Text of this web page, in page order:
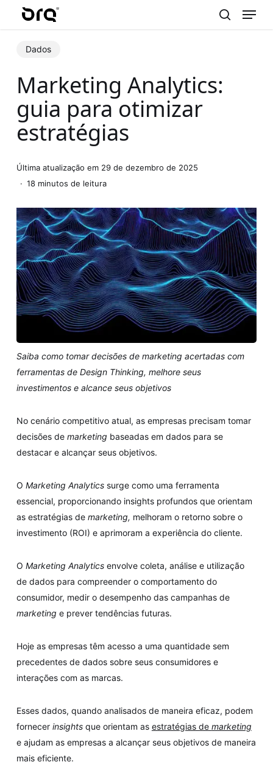
content
Menu
Dados
Marketing Analytics:
guia para otimizar
estratégias
Última atualização em 29 de dezembro de 2025
18 minutos de leitura
Saiba como tomar decisões de marketing acertadas com
ferramentas de Design Thinking, melhore seus
investimentos e alcance seus objetivos
No cenário competitivo atual, as empresas precisam tomar
decisões demarketing baseadas em dados para se
destacar e alcançar seus objetivos.
O Marketing Analyticssurge como uma ferramenta
essencial, proporcionando insights profundos que orientam
as estratégias demarketing, melhoram o retorno sobre o
investimento (ROI) e aprimoram a experiência do cliente.
O Marketing Analytics envolve coleta, análise e utilização
de dados para compreender o comportamento do
consumidor, medir o desempenho das campanhas de
marketing e prever tendências futuras.
Hoje as empresas têm acesso a uma quantidade sem
precedentes de dados sobre seus consumidores e
interações com as marcas.
Esses dados, quando analisados de maneira eficaz, podem
fornecer insights que orientam as estratégias de marketing
e ajudam as empresas a alcançar seus objetivos de maneira
mais eficiente.